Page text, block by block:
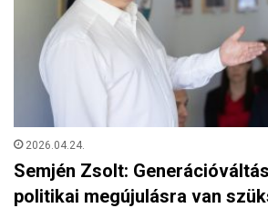
2026.04.24.
Semjén Zsolt:
politikai megújulásra van